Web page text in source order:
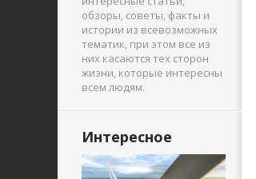
обзоры, советы, факты и
истории из всевозможных
тематик, при этом все из
них касаются тех сторон
жизни, которые интересны
всем людям.
Интересное